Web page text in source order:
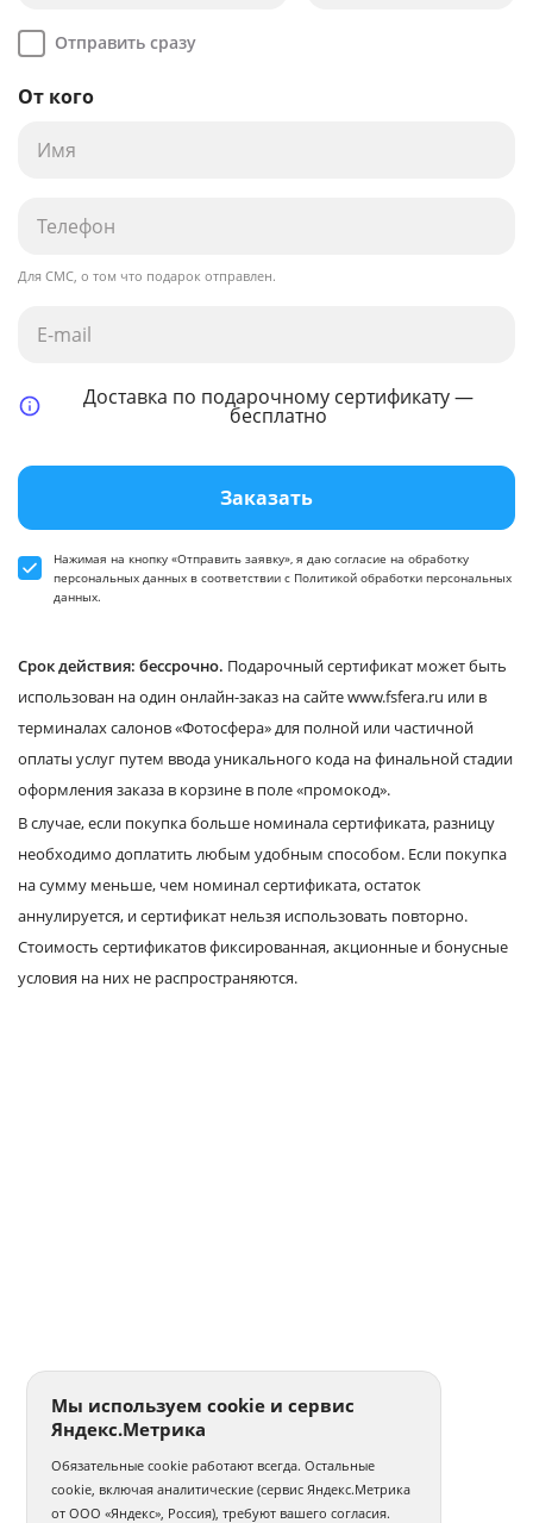
Отправить сразу
От кого
Для СМС, о том что подарок отправлен.
Доставка по подарочному сертификату —
бесплатно
Заказать
Нажимая на кнопку «Отправить заявку», я даю согласие на обработку
персональных данных в соответствии с Политикой обработки персональных
данных.
Срок действия: бессрочно. Подарочный сертификат может быть
использован на один онлайн-заказ на сайте www.fsfera.ru или в
терминалах салонов «Фотосфера» для полной или частичной
оплаты услуг путем ввода уникального кода на финальной стадии
оформления заказа в корзине в поле «промокод».
В случае, если покупка больше номинала сертификата, разницу
необходимо доплатить любым удобным способом. Если покупка
на сумму меньше, чем номинал сертификата, остаток
аннулируется, и сертификат нельзя использовать повторно.
Стоимость сертификатов фиксированная, акционные и бонусные
условия на них не распространяются.
Мы используем cookie и сервис
Яндекс.Метрика
Обязательные cookie работают всегда. Остальные
cookie, включая аналитические (сервис Яндекс.Метрика
от ООО «Яндекс», Россия), требуют вашего согласия.